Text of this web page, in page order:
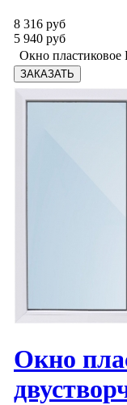
8 316 руб
5 940 руб
Окно
Окно